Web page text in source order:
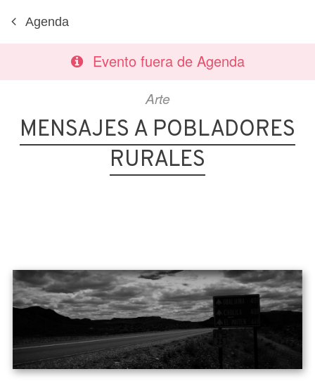
Agenda
Evento fuera de Agenda
Arte
MENSAJES A POBLADORES
RURALES